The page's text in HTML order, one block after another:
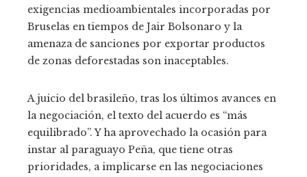
exigencias medioambientales incorporadas por
Bruselas en tiempos de Jair Bolsonaro y la
amenaza de sanciones por exportar productos
de zonas deforestadas son inaceptables.
A juicio del brasileño, tras los últimos avances en
la negociación, el texto del acuerdo es “más
equilibrado”. Y ha aprovechado la ocasión para
instar al paraguayo Peña, que tiene otras
prioridades, a implicarse en las negociaciones